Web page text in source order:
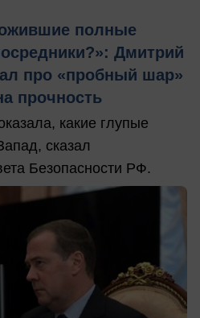
полные
Дмитрий
про «пробный шар»
прочность
какие глупые
сказал
Безопасности РФ.